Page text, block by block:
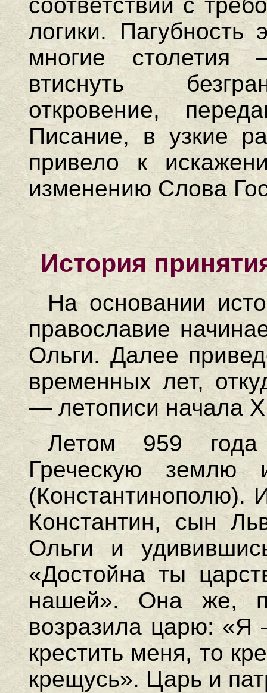
логики. Пагубность
многие
втиснуть
откровение,
Писание, в узкие
привело к
изменению Слова
История
На основании
православие
Ольги. Далее
временных лет,
— летописи начала
Летом 959
Греческую
(Константинополю).
Константин, сын
Ольги и
«Достойна ты
нашей». Она же,
возразила царю:
крестить меня, то
крещусь». Царь и